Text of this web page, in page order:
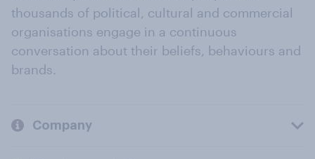
thousands of political, cultural and commercial
organisations engage in a continuous
conversation about their beliefs, behaviours and
brands.
Company